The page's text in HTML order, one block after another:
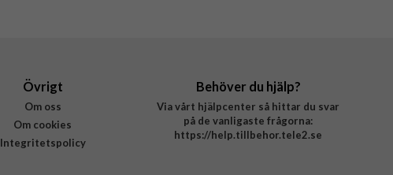
Övrigt
Om oss
Om cookies
Integritetspolicy
Behöver du hjälp?
Via vårt hjälpcenter så hittar du svar
på de vanligaste frågorna:
https://help.tillbehor.tele2.se